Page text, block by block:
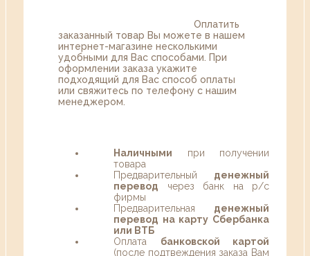
Оплатить
заказанный товар Вы можете в нашем
интернет-магазине несколькими
удобными для Вас способами. При
оформлении заказа укажите
подходящий для Вас способ оплаты
или свяжитесь по телефону с нашим
менеджером.
Наличными при получении
товара
Предварительный денежный
перевод через банк на р/с
фирмы
Предварительная денежный
перевод на карту Сбербанка
или ВТБ
Оплата банковской картой
(после подтвеждения заказа Вам